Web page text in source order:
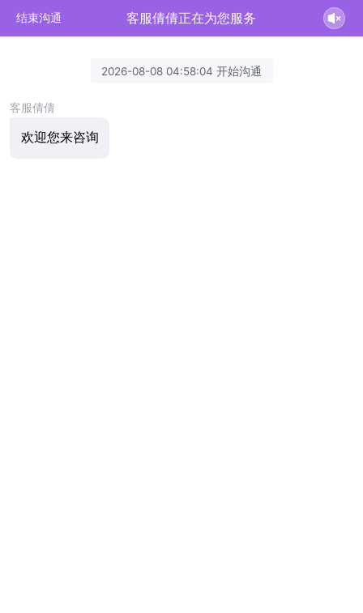
结束沟通 客服倩倩正在为您服务
2026-08-08 04:58:04 开始沟通
客服倩倩
欢迎您来咨询